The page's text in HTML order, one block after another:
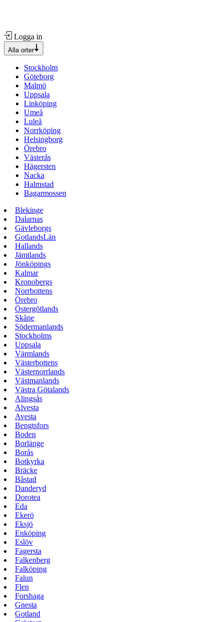
Logga in
Alla orter
Stockholm
Göteborg
Malmö
Uppsala
Linköping
Umeå
Luleå
Norrköping
Helsingborg
Örebro
Västerås
Hägersten
Nacka
Halmstad
Bagarmossen
Blekinge
Dalarnas
Gävleborgs
GotlandsLän
Hallands
Jämtlands
Jönköpings
Kalmar
Kronobergs
Norrbottens
Örebro
Östergötlands
Skåne
Södermanlands
Stockholms
Uppsala
Värmlands
Västerbottens
Västernorrlands
Västmanlands
Västra Götalands
Alingsås
Alvesta
Avesta
Bengtsfors
Boden
Borlänge
Borås
Botkyrka
Bräcke
Båstad
Danderyd
Dorotea
Eda
Ekerö
Eksjö
Enköping
Eslöv
Fagersta
Falkenberg
Falköping
Falun
Flen
Forshaga
Gnesta
Gotland